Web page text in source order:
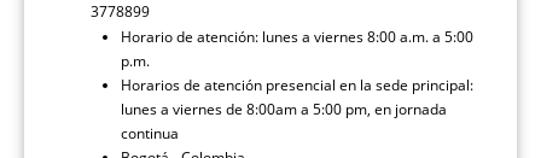
3778899
Horario de atención: lunes a viernes 8:00 a.m. a 5:00
p.m.
Horarios de atención presencial en la sede principal:
lunes a viernes de 8:00am a 5:00 pm, en jornada
continua